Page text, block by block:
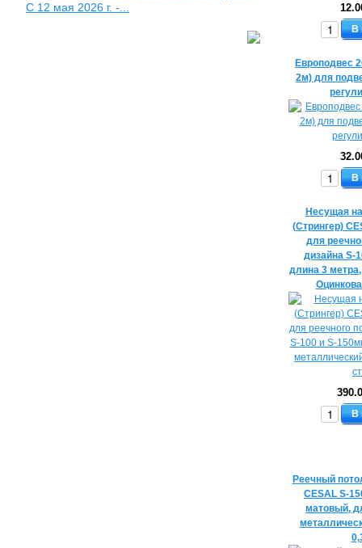
С 12 мая 2026 г. -...
В
Европодвес
2м) для
В
Несущая
(Стрингер)
для
дизайна S-
длина 3
В
Реечный
CESAL S-
матовый,